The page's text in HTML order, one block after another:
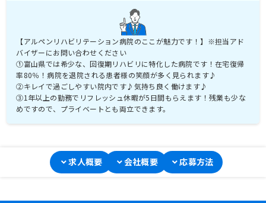
【アルペンリハビリテーション病院のここが魅力です！】※担当アド
バイザーにお問い合わせください
①富山県では希少な、回復期リハビリに特化した病院です！在宅復帰
率80％！病院を退院される患者様の笑顔が多く見られます♪
②キレイで過ごしやすい院内です♪気持ち良く働けます♪
③1年以上の勤務でリフレッシュ休暇が5日間もらえます！残業も少な
めですので、プライベートとも両立できます。
求人概要 会社概要 応募方法